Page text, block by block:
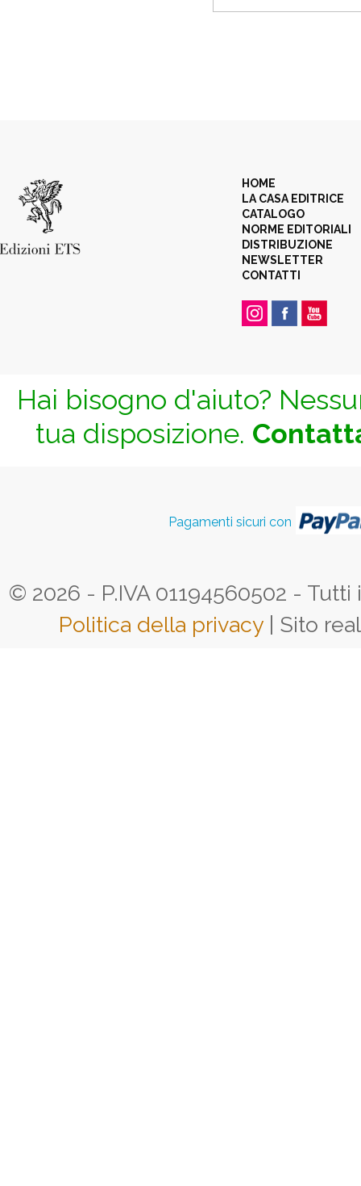
HOME
LA CASA EDITRICE
CATALOGO
NORME EDITORIALI
DISTRIBUZIONE
NEWSLETTER
CONTATTI
Hai bisogno d'aiuto?
tua disposizione.
Pagamenti sicuri con
© 2026 - P.IVA 01194560502 -
Politica della privacy | Sito